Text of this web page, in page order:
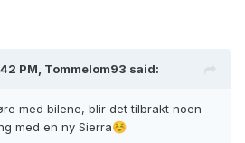
PM, Tommelom93 said:
med bilene, blir det tilbrakt noen
med en ny Sierra☺️